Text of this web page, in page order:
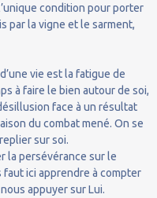
condition pour porter
par la vigne et le sarment,
vie est la fatigue de
à faire le bien autour de soi,
face à un résultat
du combat mené. On se
sur soi.
la persévérance sur le
faut ici apprendre à compter
appuyer sur Lui.